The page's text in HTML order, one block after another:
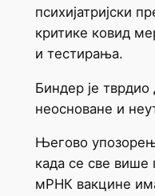
психијатријски
критике ковид
и тестирања.
Биндер је
неосноване и
Његово
када се све више
мРНК вакцине